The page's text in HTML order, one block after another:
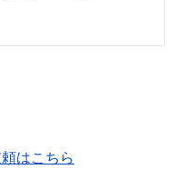
はこちら